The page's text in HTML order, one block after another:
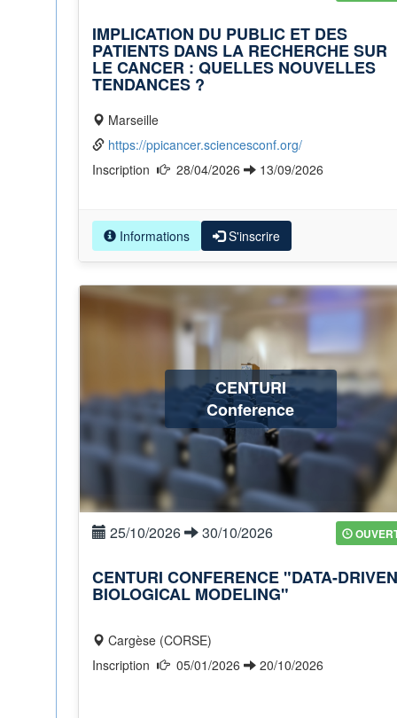
IMPLICATION DU PUBLIC ET DES
PATIENTS DANS LA RECHERCHE SUR
LE CANCER : QUELLES NOUVELLES
TENDANCES ?
Marseille
https://ppicancer.sciencesconf.org/
28/04/2026 13/09/2026
Informations S'inscrire
CENTURI
Conference
25/10/2026 30/10/2026
CENTURI CONFERENCE "DATA-DRIVEN
BIOLOGICAL MODELING"
Cargèse (CORSE)
05/01/2026 20/10/2026